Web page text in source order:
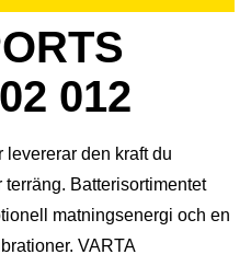
012
levererar den kraft du
Batterisortimentet
matningsenergi och en
VARTA